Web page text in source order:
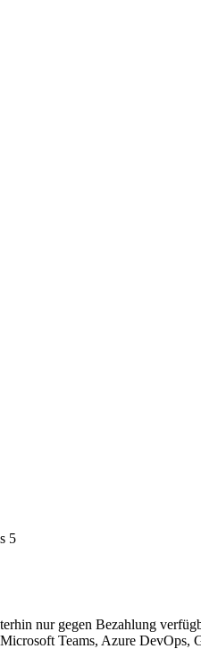
5
nur gegen Bezahlung
Teams, Azure DevOps,